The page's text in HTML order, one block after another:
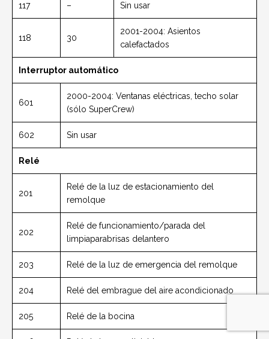
117 – Sin usar
118 30
2001-2004: Asientos
calefactados
Interruptor automático
601
2000-2004: Ventanas eléctricas, techo solar
(sólo SuperCrew)
602 Sin usar
Relé
201
Relé de la luz de estacionamiento del
remolque
202
Relé de funcionamiento/parada del
limpiaparabrisas delantero
203 Relé de la luz de emergencia del remolque
204 Relé del embrague del aire acondicionado
205 Relé de la bocina